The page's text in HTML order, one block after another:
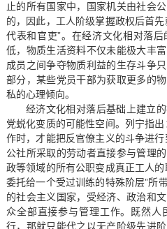
止的所有国家中，国家机关由社会
的，因此，工人阶级掌握政权后首
代表和官吏”。在经济文化相对落
低，物质生活资料不仅未能极大丰
成员之间争夺物质利益的生存斗争
部分，某些党员干部为获取更多的
私的心理倾向。
经济文化相对落后基础上建立
党蜕化变质的可能性空间。列宁指
作时，才能把反官僚主义的斗争进
公社所采取的劳动者直接参与管理
政等领域的所有公职变成真正工人
委托给一个受过训练的特殊阶层”所
的社会主义国家，受经济、政治和
众全部直接参与管理工作。既然人
行，那就只能代之以无产阶级先进